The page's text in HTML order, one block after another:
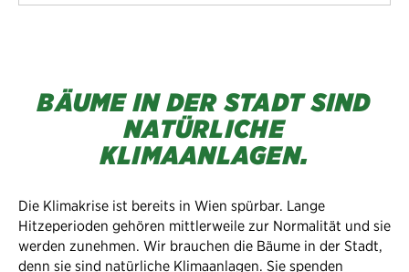
BÄUME IN DER STADT SIND
NATÜRLICHE
KLIMAANLAGEN.
Die Klimakrise ist bereits in Wien spürbar. Lange
Hitzeperioden gehören mittlerweile zur Normalität und sie
werden zunehmen. Wir brauchen die Bäume in der Stadt,
denn sie sind natürliche Klimaanlagen. Sie spenden